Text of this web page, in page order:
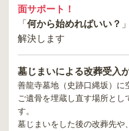
面サポート！
「 何から始めればいい？
解決します
墓じまいによる改葬受入
善龍寺墓地（史跡口縄坂） に
ご遺骨を埋蔵し直す場所とし
す。
墓じまいをした後の改葬先や